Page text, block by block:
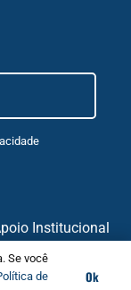
Institucional
Se você
de
Ok